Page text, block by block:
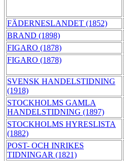
FÄDERNESLANDET (1852)
BRAND (1898)
FIGARO (1878)
FIGARO (1878)
SVENSK HANDELSTIDNING
(1918)
STOCKHOLMS GAMLA
HANDELSTIDNING (1897)
STOCKHOLMS HYRESLISTA
(1882)
POST- OCH INRIKES
TIDNINGAR (1821)